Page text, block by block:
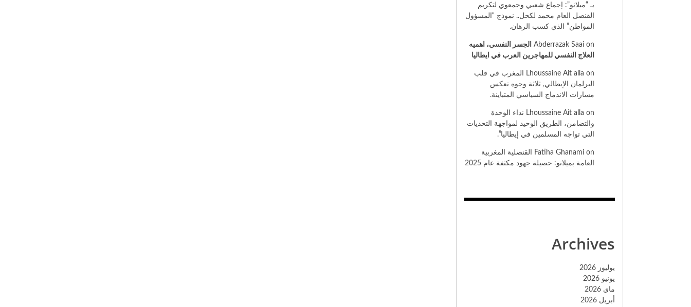
بـ “ميلانو”: إجماع شعبي وجمعوي لتكريم
القنصل العام محمد لكحل.. نموذج “المسؤول
المواطن” الذي كسب الرهان.
Abderrazak Saai on
الجسر النفسي، اهميه
العلاج النفسي للمهاجرين العرب في ايطاليا
Lhoussaine Ait alla on
المغرب في قلب
البرلمان الإيطالي, ثلاثة وجوه تعكس
مسارات الاندماج السياسي المتباينة.
Lhoussaine Ait alla on
نداء الوحدة
والتضامن، الطريق الوحيد لمواجهة التحديات
التي تواجه المسلمين في إيطاليا”.
Fatiha Ghanami on
القنصلية المغربية
العامة بميلانو: حصيلة جهود مكثفة عام 2025
Archives
يوليوز 2026
يونيو 2026
ماي 2026
أبريل 2026